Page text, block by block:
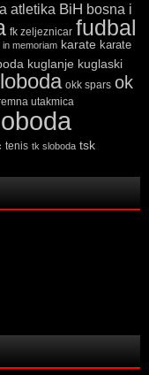
atletika BiH bosna i
fk zeljeznicar fudbal
in memoriam karate karate
kuglanje kuglaski
okk spars ok
utakmica
tenis tk sloboda tsk